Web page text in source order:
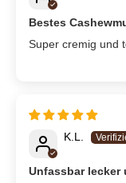
Bestes
Super cremig und
K.L.
Unfassbar lecker